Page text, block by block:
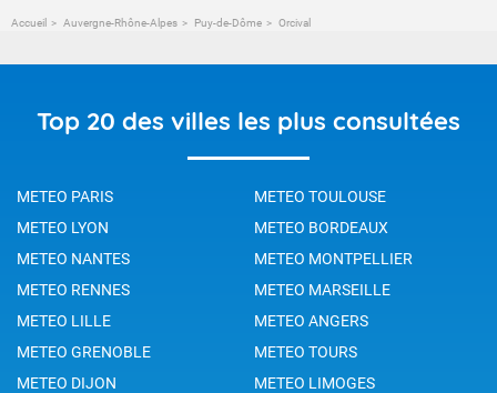
Accueil Auvergne-Rhône-Alpes Puy-de-Dôme Orcival
Top 20 des villes les plus consultées
METEO PARIS
METEO TOULOUSE
METEO LYON
METEO BORDEAUX
METEO NANTES
METEO MONTPELLIER
METEO RENNES
METEO MARSEILLE
METEO LILLE
METEO ANGERS
METEO GRENOBLE
METEO TOURS
METEO DIJON
METEO LIMOGES